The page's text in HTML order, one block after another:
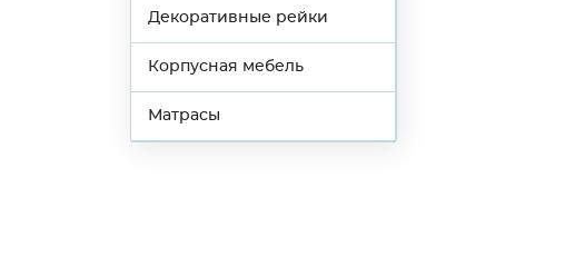
Декоративные рейки
Корпусная мебель
Матрасы